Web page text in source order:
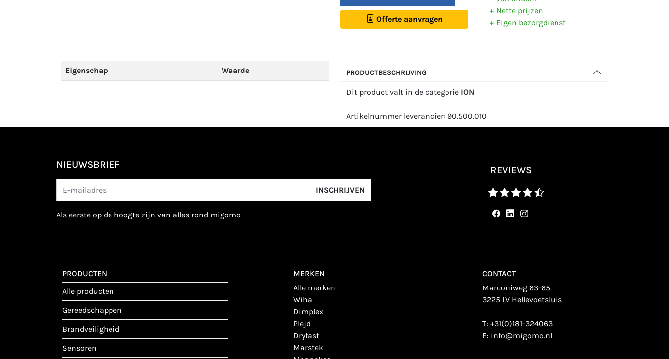
Offerte aanvragen
Nette prijzen
Eigen bezorgdienst
Eigenschap Waarde PRODUCTBESCHRIJVING
Dit product valt in de categorie ION
Artikelnummer leverancier: 90.500.010
NIEUWSBRIEF
INSCHRIJVEN
als eerste op de hoogte zijn van alles rond migomo
REVIEWS
PRODUCTEN
alle producten
gereedschappen
brandveiligheid
sensoren
MERKEN
alle merken
wiha
dimplex
plejd
dryfast
marstek
CONTACT
Marconiweg 63-65
3225 LV Hellevoetsluis
T:+31(0)181-324063
E: info@migomo.nl